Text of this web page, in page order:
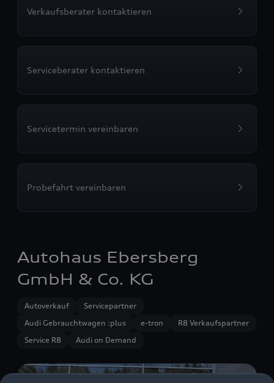
Verkaufsberater kontaktieren
Serviceberater kontaktieren
Servicetermin vereinbaren
Probefahrt vereinbaren
Autohaus Ebersberg
GmbH & Co. KG
Autoverkauf
Servicepartner
Audi Gebrauchtwagen :plus
e-tron
R8 Verkaufspartner
Service R8
Audi on Demand